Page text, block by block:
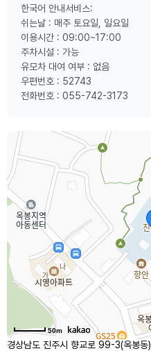
한국어 안내서비스:
쉬는날 : 매주 토요일, 일요일
이용시간 : 09:00~17:00
주차시설 : 가능
유모차 대여 여부 : 없음
우편번호 : 52743
전화번호 : 055-742-3173
50m
경상남도 진주시 향교로 99-3(옥봉동)